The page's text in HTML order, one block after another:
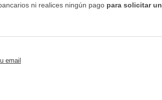
ni realices ningún pago para solicitar un
email